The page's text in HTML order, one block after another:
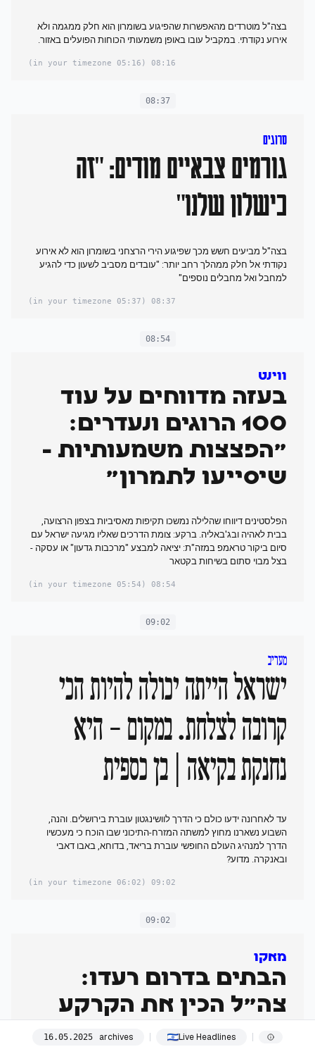
בצה"ל מוטרדים מהאפשרות שהפיגוע בשומרון הוא חלק ממגמה ולא
אירוע נקודתי. במקביל עובו באופן משמעותי הכוחות הפועלים באזור.
08:16
(05:16 in your timezone)
08:37
סרוגים
גורמים צבאיים מודים: "זה
כישלון שלנו"
בצה"ל מביעים חשש מכך שפיגוע הירי הרצחני בשומרון הוא לא אירוע
נקודתי אל חלק ממהלך רחב יותר: "עובדים מסביב לשעון כדי להגיע
למחבל ואל מחבלים נוספים"
08:37
(05:37 in your timezone)
08:54
ווינט
בעזה מדווחים על עוד
100 הרוגים ונעדרים:
"הפצצות משמעותיות -
שיסייעו לתמרון"
הפלסטינים דיווחו שהלילה נמשכו תקיפות מאסיביות בצפון הרצועה,
בבית לאהיה ובג'באליה. ברקע: צומת הדרכים שאליו מגיעה ישראל עם
סיום ביקור טראמפ במזה"ת: יציאה למבצע "מרכבות גדעון" או עסקה -
בצל מבוי סתום בשיחות בקטאר
08:54
(05:54 in your timezone)
09:02
מעריב
ישראל הייתה יכולה להיות הכי
קרובה לצלחת. במקום - היא
נחנקת בקיאה | בן כספית
עד לאחרונה ידעו כולם כי הדרך לוושינגטון עוברת בירושלים. והנה,
השבוע נשארנו מחוץ למשתה המזרח-התיכוני שבו הוכח כי מעכשיו
הדרך למנהיג העולם החופשי עוברת בריאד, בדוחא, באבו דאבי
ובאנקרה. מדוע?
09:02
(06:02 in your timezone)
09:02
מאקו
הבתים בדרום רעדו:
צה"ל הכין את הקרקע
לתמרון בעזה
16.05.2025 archives Live Headlines